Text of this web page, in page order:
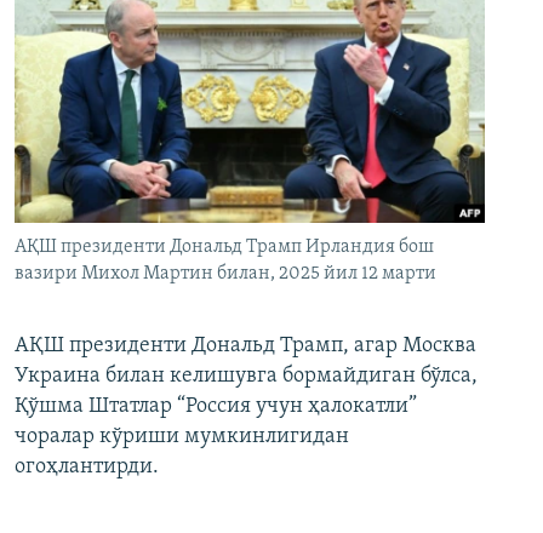
АҚШ президенти Дональд Трамп Ирландия бош
вазири Михол Мартин билан, 2025 йил 12 марти
АҚШ президенти Дональд Трамп, агар Москва
Украина билан келишувга бормайдиган бўлса,
Қўшма Штатлар “Россия учун ҳалокатли”
чоралар кўриши мумкинлигидан
огоҳлантирди.